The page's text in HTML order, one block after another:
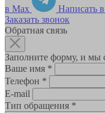
в Max
Написать
Заказать звонок
Обратная связь
Заполните форму, и мы
Ваше имя *
Телефон *
E-mail
Тип обращения *